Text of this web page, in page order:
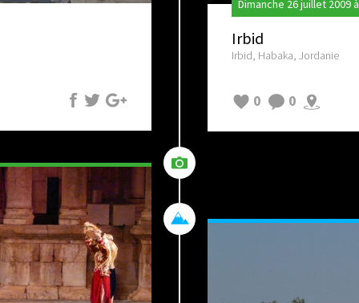
Dimanche 26 juillet 2009
Irbid
Irbid, Habaka, Jordanie
0 0